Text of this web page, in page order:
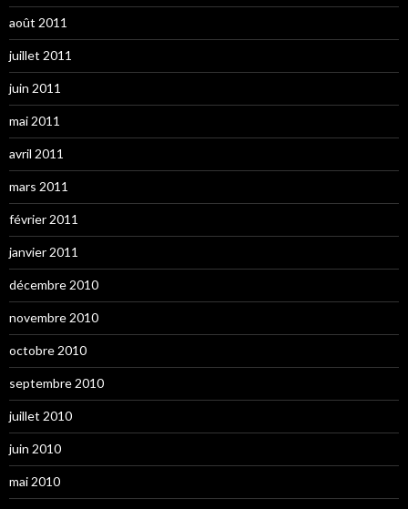
août 2011
juillet 2011
juin 2011
mai 2011
avril 2011
mars 2011
février 2011
janvier 2011
décembre 2010
novembre 2010
octobre 2010
septembre 2010
juillet 2010
juin 2010
mai 2010